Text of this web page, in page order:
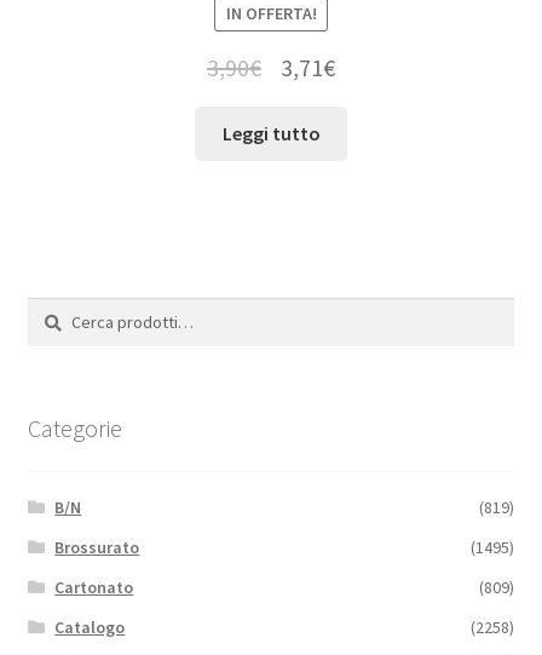
IN OFFERTA!
3,90€ 3,71€
Leggi tutto
Cerca:
Cerca
Categorie
B/N
(819)
Brossurato
(1495)
Cartonato
(809)
Catalogo
(2258)